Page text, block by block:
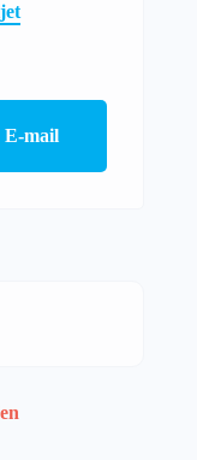
E-mail